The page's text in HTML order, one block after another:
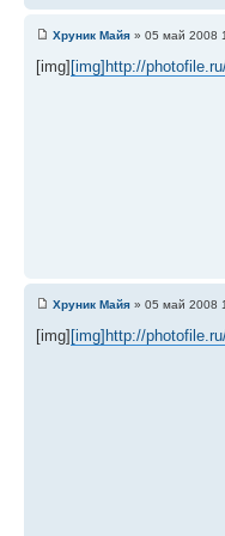
Хруник Майя » 05 май 2008
[img][img]http://
Хруник Майя » 05 май 2008
[img][img]http://